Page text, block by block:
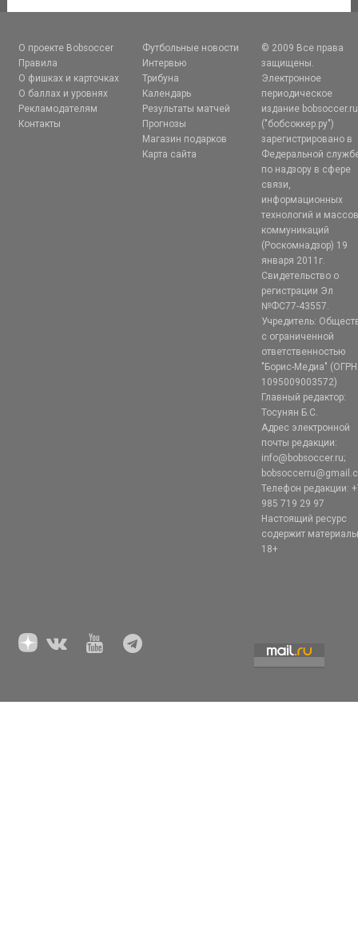
О проекте Bobsoccer
Правила
О фишках и карточках
О баллах и уровнях
Рекламодателям
Контакты
Футбольные новости
Интервью
Трибуна
Календарь
Результаты матчей
Прогнозы
Магазин подарков
Карта сайта
© 2009 Все права
защищены.
Электронное
периодическое
издание bobsoccer.ru
("бобсоккер.ру")
зарегистрировано в
Федеральной
по надзору в сфере
связи,
информационных
технологий и
коммуникаций
(Роскомнадзор) 19
января 2011г.
Свидетельство о
регистрации Эл
№ФС77-43557.
Учредитель:
с ограниченной
ответственностью
"Борис-Медиа" (ОГРН
1095009003572)
Главный редактор:
Тосунян Б.С.
Адрес электронной
почты редакции:
info@bobsoccer.ru;
Телефон редакции:
985 719 29 97
Настоящий ресурс
содержит
18+